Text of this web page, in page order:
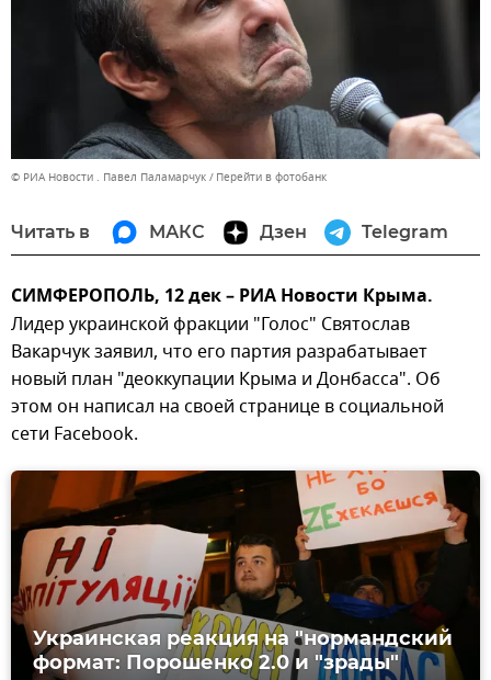
© РИА Новости . Павел Паламарчук Перейти в фотобанк
Читать в МАКС Дзен Telegram
СИМФЕРОПОЛЬ, 12 дек – РИА Новости Крыма.
Лидер украинской фракции "Голос" Святослав
Вакарчук заявил, что его партия разрабатывает
новый план "деоккупации Крыма и Донбасса". Об
этом он написал на своей странице в социальной
сети Facebook.
Украинская реакция на "нормандский
формат: Порошенко 2.0 и "зрады"